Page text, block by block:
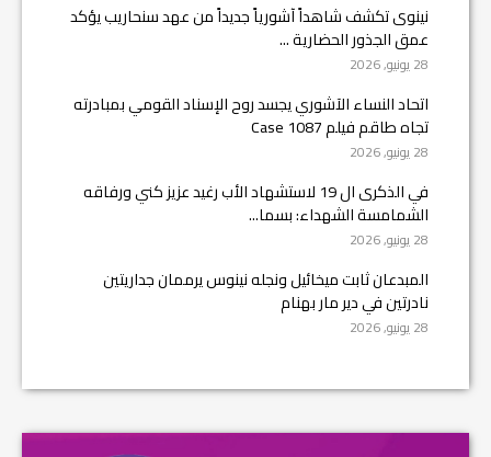
نينوى تكشف شاهداً آشورياً جديداً من عهد سنحاريب يؤكد
عمق الجذور الحضارية ...
28 يونيو, 2026
اتحاد النساء الآشوري يجسد روح الإسناد القومي بمبادرته
تجاه طاقم فيلم Case 1087
28 يونيو, 2026
في الذكرى ال 19 لاستشهاد الأب رغيد عزيز كني ورفاقه
الشمامسة الشهداء: بسما...
28 يونيو, 2026
المبدعان ثابت ميخائيل ونجله نينوس يرممان جداريتين
نادرتين في دير مار بهنام
28 يونيو, 2026